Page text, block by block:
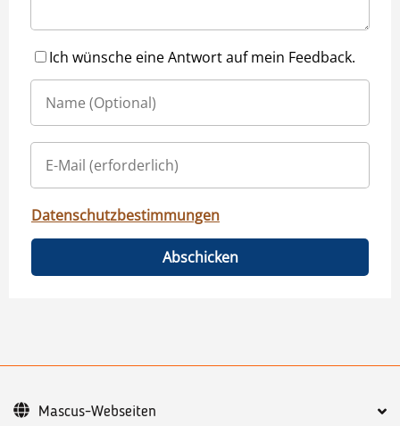
Ich wünsche eine Antwort auf mein Feedback.
Datenschutzbestimmungen
Abschicken
Mascus-Webseiten